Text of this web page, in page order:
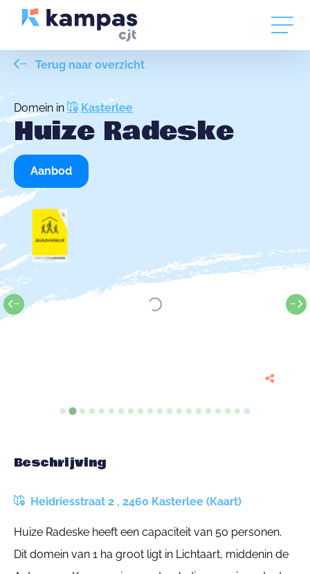
Terug naar overzicht
Domein in Kasterlee
Huize Radeske
Aanbod
Beschrijving
Heidriesstraat 2 , 2460 Kasterlee (Kaart)
Huize Radeske heeft een capaciteit van 50 personen.
Dit domein van 1 ha groot ligt in Lichtaart, middenin de